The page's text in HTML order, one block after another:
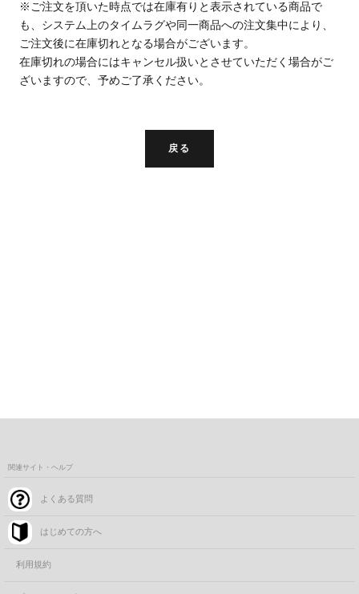
※ご注文を頂いた時点では在庫有りと表示されている商品で
も、システム上のタイムラグや同一商品への注文集中により、
ご注文後に在庫切れとなる場合がございます。
在庫切れの場合にはキャンセル扱いとさせていただく場合がご
ざいますので、予めご了承ください。
戻る
関連サイト・ヘルプ
よくある質問
はじめての方へ
利用規約